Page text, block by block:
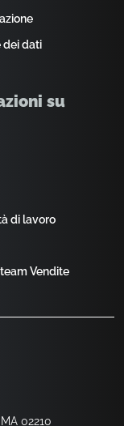
02210
dei dati
su
di lavoro
Vendite